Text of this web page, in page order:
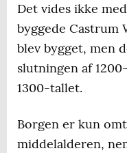
Det vides ikke
byggede
blev bygget, men
slutningen af
1300-tallet.
Borgen er kun
middelalderen,